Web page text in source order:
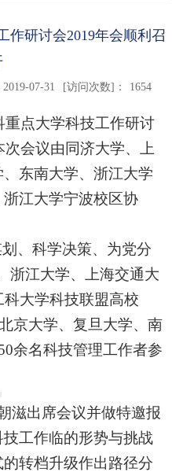
作研讨会2019年会顺利召
07-31 [访问次数]： 1654
重点大学科技工作研讨
会议由同济大学、上
东南大学、浙江大学
江大学宁波校区协
、科学决策、为党分
浙江大学、上海交通大
科大学科技联盟高校
京大学、复旦大学、南
余名科技管理工作者参
滋出席会议并做特邀报
工作临的形势与挑战
转档升级作出路径分